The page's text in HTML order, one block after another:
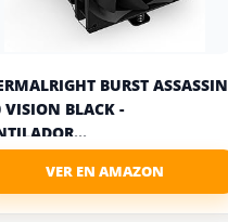
BURST ASSASSIN
VISION BLACK -